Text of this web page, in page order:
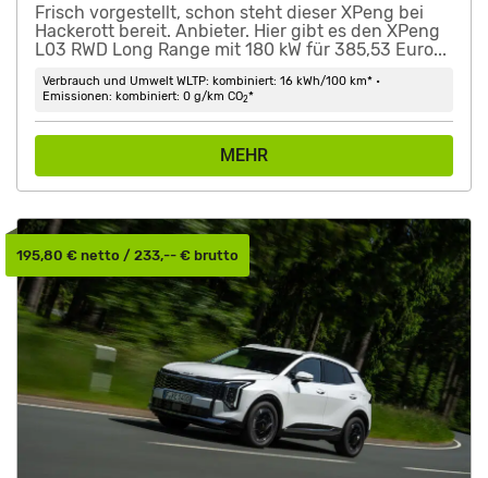
Frisch vorgestellt, schon steht dieser XPeng bei
Hackerott bereit. Anbieter. Hier gibt es den XPeng
L03 RWD Long Range mit 180 kW für 385,53 Euro...
Verbrauch und Umwelt WLTP: kombiniert: 16 kWh/100 km* •
Emissionen: kombiniert: 0 g/km CO2*
MEHR
195,80 € netto / 233,-- € brutto